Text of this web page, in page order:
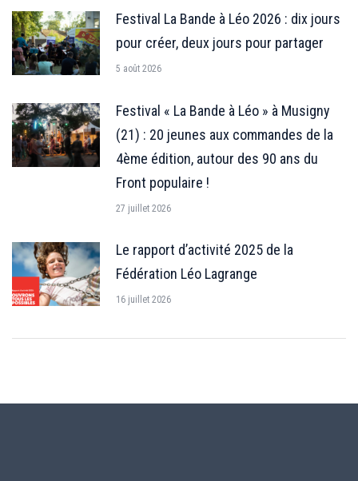
Festival La Bande à Léo 2026 : dix jours
pour créer, deux jours pour partager
5 août 2026
Festival « La Bande à Léo » à Musigny
(21) : 20 jeunes aux commandes de la
4ème édition, autour des 90 ans du
Front populaire !
27 juillet 2026
Le rapport d’activité 2025 de la
Fédération Léo Lagrange
16 juillet 2026